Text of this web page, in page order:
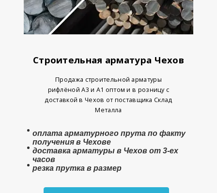
Строительная арматура Чехов
Продажа строительной арматуры
рифлёной А3 и А1 оптом и в розницу с
доставкой в Чехов от поставщика Склад
Металла
оплата арматурного прута по факту
получения в Чехове
доставка арматуры в Чехов от 3-ех
часов
резка прутка в размер